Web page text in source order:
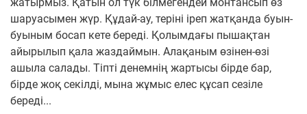
шаруасымен жүр. Құдай-ау, теріні іреп жатқанда буын-
буыным босап кете береді. Қолымдағы пышақтан
айырылып қала жаздаймын. Алақаным өзінен-өзі
ашыла салады. Тіпті денемнің жартысы бірде бар,
бірде жоқ секілді, мына жұмыс елес құсап сезіле
береді...